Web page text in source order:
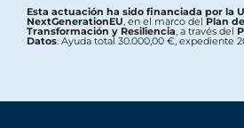
Esta actuación ha sido financiada por la
NextGenerationEU, en el marco del Plan
Transformación y Resiliencia, a través del
Datos. Ayuda total 30.000,00 €, expediente